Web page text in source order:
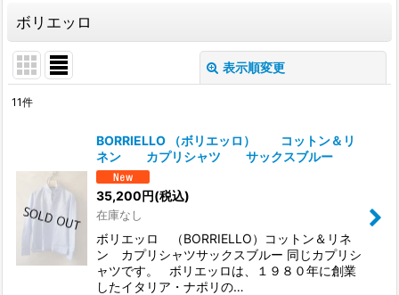
ボリエッロ
表示順変更
並び順:
11件
BORRIELLO （ボリエッロ） コットン＆リ
ネン カプリシャツ サックスブルー
35,200円(税込)
在庫なし
ボリエッロ （BORRIELLO）コットン＆リネ
ン カプリシャツサックスブルー 同じカプリシ
ャツです。 ボリエッロは、１９８０年に創業
したイタリア・ナポリの…